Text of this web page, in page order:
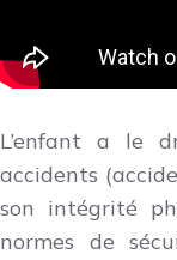
L’enfant a le
accidents
son intégrité
normes de